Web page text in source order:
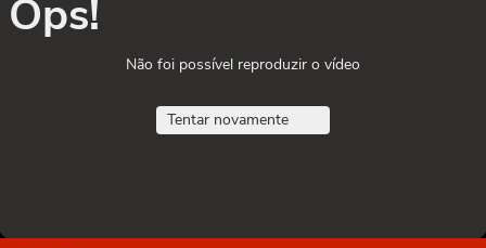
Ops!
Não foi possível reproduzir o vídeo
Tentar novamente